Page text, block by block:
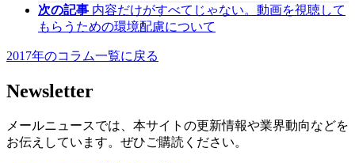
次の記事 内容だけがすべてじゃない。動画を視聴して
もらうための環境配慮について
2017年のコラム一覧に戻る
Newsletter
メールニュースでは、本サイトの更新情報や業界動向などを
お伝えしています。ぜひご購読ください。